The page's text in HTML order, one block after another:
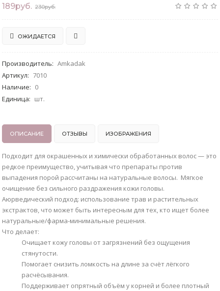
189руб. 230руб.
ОЖИДАЕТСЯ
Производитель: Amkadak
Артикул: 7010
Наличие: 0
Единица: шт.
ОПИСАНИЕ ОТЗЫВЫ ИЗОБРАЖЕНИЯ
Подходит для окрашенных и химически обработанных волос — это
редкое преимущество, учитывая что препараты против
выпадения порой рассчитаны на натуральные волосы. Мягкое
очищение без сильного раздражения кожи головы.
Аюрведический подход: использование трав и растительных
экстрактов, что может быть интересным для тех, кто ищет более
натуральные/фарма-минимальные решения.
Что делает:
Очищает кожу головы от загрязнений без ощущения
стянутости.
Помогает снизить ломкость на длине за счёт лёгкого
расчёсывания.
Поддерживает опрятный объём у корней и более плотный